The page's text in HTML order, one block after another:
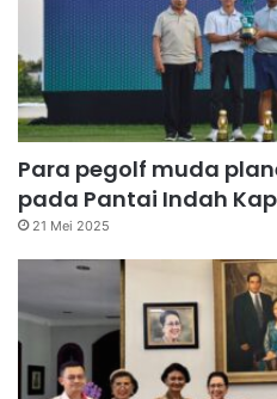
Para pegolf muda
pada Pantai Indah
21 Mei 2025